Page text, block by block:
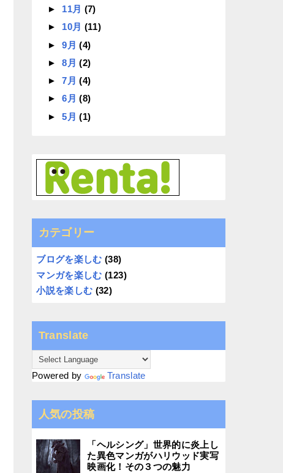
► 11月 (7)
► 10月 (11)
►9月(4)
►8月(2)
►7月(4)
►6月(8)
►5月(1)
カテゴリー
ブログを楽しむ (38)
マンガを楽しむ (123)
小説を楽しむ (32)
Translate
Powered by Translate
人気の投稿
「ヘルシング」世界的に炎上し
た異色マンガがハリウッド実写
映画化！その３つの魅力